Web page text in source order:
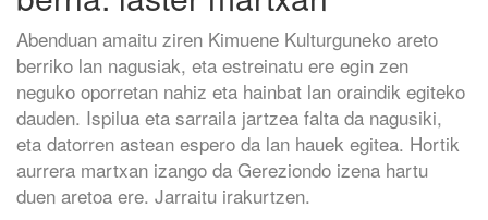
Abenduan amaitu ziren Kimuene Kulturguneko areto
berriko lan nagusiak, eta estreinatu ere egin zen
neguko oporretan nahiz eta hainbat lan oraindik egiteko
dauden. Ispilua eta sarraila jartzea falta da nagusiki,
eta datorren astean espero da lan hauek egitea. Hortik
aurrera martxan izango da Gereziondo izena hartu
duen aretoa ere. Jarraitu irakurtzen.